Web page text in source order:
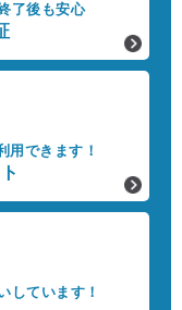
了後も安心
用できます！
しています！